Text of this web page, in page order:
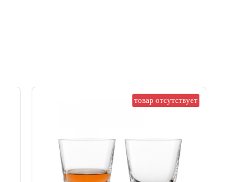
товар отсутствует